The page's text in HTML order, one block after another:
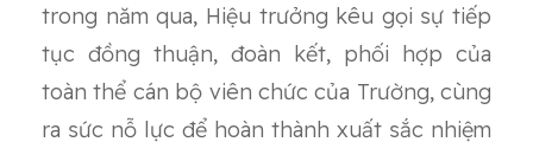
trong năm qua, Hiệu trưởng kêu gọi sự tiếp
tục đồng thuận, đoàn kết, phối hợp của
toàn thể cán bộ viên chức của Trường, cùng
ra sức nỗ lực để hoàn thành xuất sắc nhiệm